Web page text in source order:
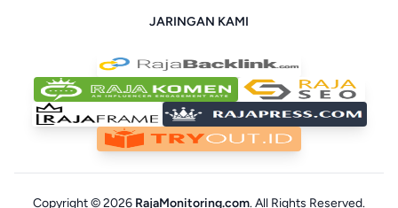
JARINGAN KAMI
Copyright © 2026 RajaMonitoring.com. All Rights Reserved.